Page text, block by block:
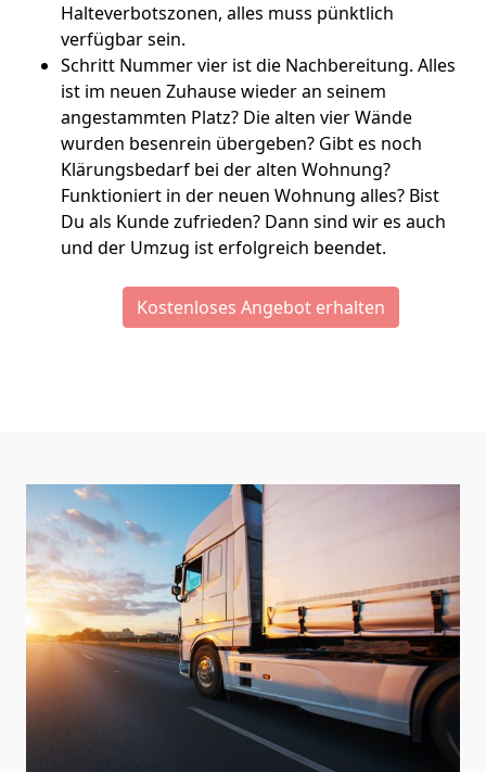
Halteverbotszonen, alles muss pünktlich
verfügbar sein.
Schritt Nummer vier ist die Nachbereitung. Alles
ist im neuen Zuhause wieder an seinem
angestammten Platz? Die alten vier Wände
wurden besenrein übergeben? Gibt es noch
Klärungsbedarf bei der alten Wohnung?
Funktioniert in der neuen Wohnung alles? Bist
Du als Kunde zufrieden? Dann sind wir es auch
und der Umzug ist erfolgreich beendet.
Kostenloses Angebot erhalten